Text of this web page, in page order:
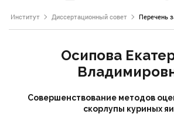
Институт Диссертационный совет Перечень
Осипова
Совершенствование методов
скорлупы куриных